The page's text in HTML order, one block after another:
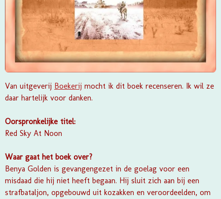
Van uitgeverij Boekerij mocht ik dit boek recenseren. Ik wil ze
daar hartelijk voor danken.
Oorspronkelijke titel:
Red Sky At Noon
Waar gaat het boek over?
Benya Golden is gevangengezet in de goelag voor een
misdaad die hij niet heeft begaan. Hij sluit zich aan bij een
strafbataljon, opgebouwd uit kozakken en veroordeelden, om